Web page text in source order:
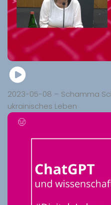
2023-05-08 – Schamma
ukrainisches Leben